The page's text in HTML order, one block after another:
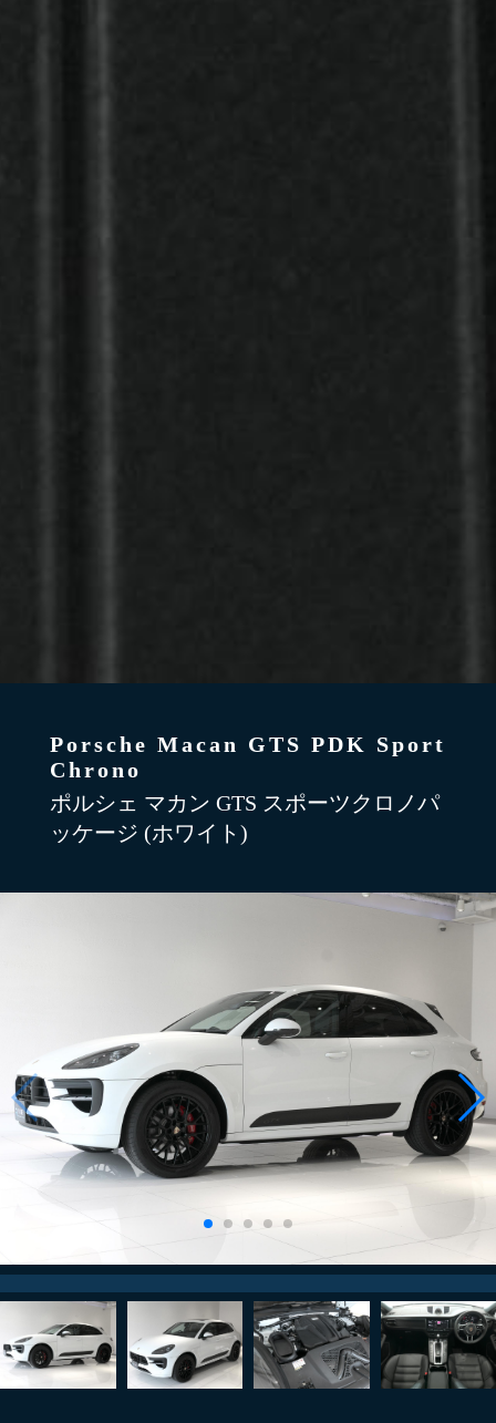
Porsche Macan GTS PDK Sport
Chrono
ポルシェ マカン GTS スポーツクロノパ
ッケージ (ホワイト)